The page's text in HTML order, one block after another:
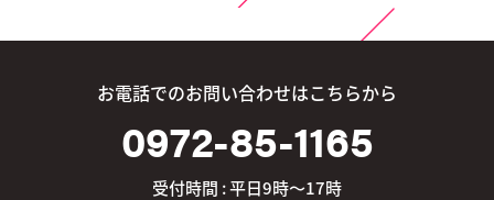
お電話でのお問い合わせはこちらから
0972-85-1165
受付時間 : 平日9時～17時